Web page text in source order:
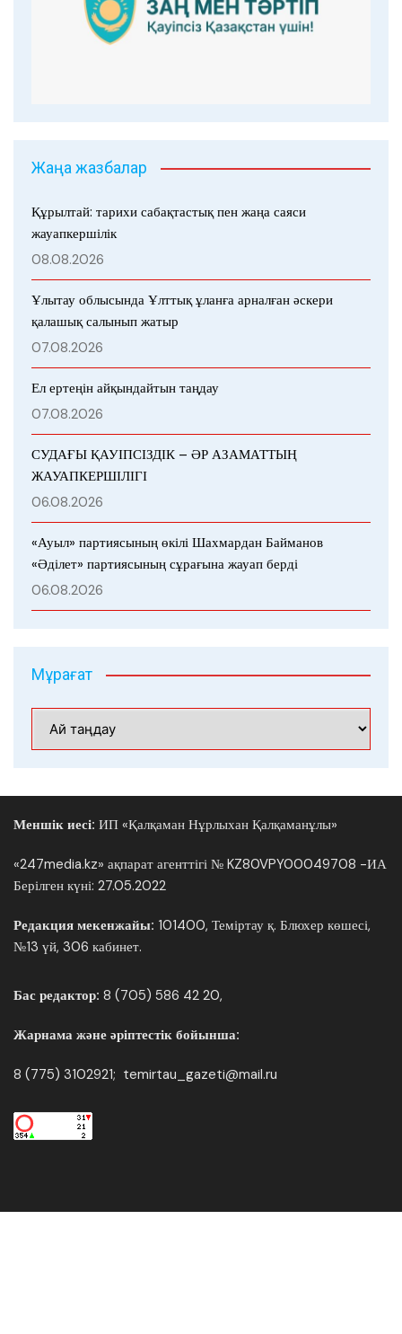
Жаңа жазбалар
Құрылтай: тарихи сабақтастық пен жаңа саяси
жауапкершілік
08.08.2026
Ұлытау облысында Ұлттық ұланға арналған әскери
қалашық салынып жатыр
07.08.2026
Ел ертеңін айқындайтын таңдау
07.08.2026
СУДАҒЫ ҚАУІПСІЗДІК – ӘР АЗАМАТТЫҢ
ЖАУАПКЕРШІЛІГІ
06.08.2026
«Ауыл» партиясының өкілі Шахмардан Байманов
«Әділет» партиясының сұрағына жауап берді
06.08.2026
Мұрағат
Меншік иесі: ИП «Қалқаман Нұрлыхан Қалқаманұлы»
«247media.kz» ақпарат агенттігі № KZ80VPY00049708 -ИА
Берілген күні: 27.05.2022
Редакция мекенжайы: 101400, Теміртау қ. Блюхер көшесі,
№13 үй, 306 кабинет.
Бас редактор: 8 (705) 586 42 20,
Жарнама және әріптестік бойынша:
8 (775) 3102921; temirtau_gazeti@mail.ru